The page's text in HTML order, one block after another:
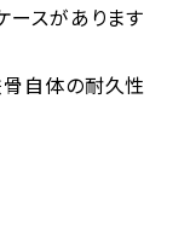
ースがあります
自体の耐久性